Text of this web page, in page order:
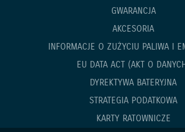
GWARANCJA
AKCESORIA
INFORMACJE O ZUŻYCIU PALIWA I
EU DATA ACT (AKT O
DYREKTYWA BATERYJNA
STRATEGIA PODATKOWA
KARTY RATOWNICZE